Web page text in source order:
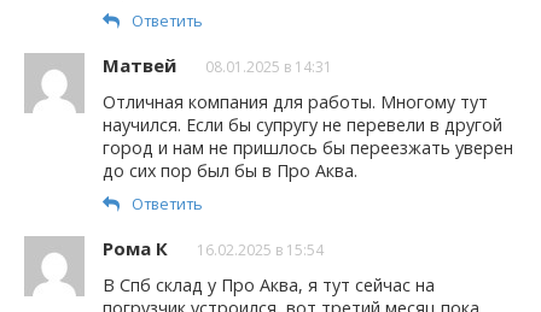
Ответить
Матвей 08.01.2025 в 14:31
Отличная компания для работы. Многому тут
научился. Если бы супругу не перевели в другой
город и нам не пришлось бы переезжать уверен
до сих пор был бы в Про Аква.
Ответить
Рома К 16.02.2025 в 15:54
В Спб склад у Про Аква, я тут сейчас на